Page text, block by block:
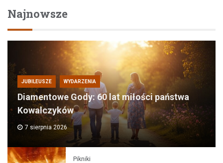
Najnowsze
JUBILEUSZE WYDARZENIA
Diamentowe Gody: 60 lat miłości państwa
Kowalczyków
7 sierpnia 2026
Pikniki